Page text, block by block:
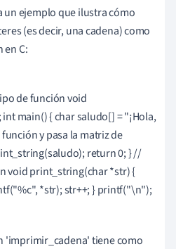
un ejemplo que ilustra cómo
(es decir, una cadena) como
en C:
de función void
main() { char saludo[] = "¡Hola,
y pasa la matriz de
return 0; } //
void print_string(char *str) {
*str); str++; } printf("\n");
'imprimir_cadena' tiene como